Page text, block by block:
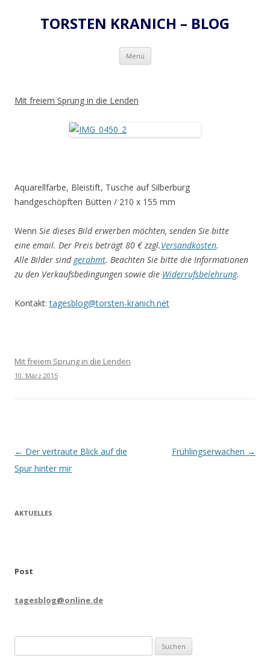
TORSTEN KRANICH – BLOG
Menü Zum
springen
Mit freiem Sprung in die Lenden
Aquarellfarbe, Bleistift, Tusche auf Silberburg
handgeschöpften Bütten / 210 x 155 mm
Wenn Sie dieses Bild erwerben möchten, senden Sie bitte
eine email. Der Preis beträgt 80 € zzgl.Versandkosten.
Alle Bilder sind gerahmt. Beachten Sie bitte die Informationen
zu den Verkaufsbedingungen sowie die Widerrufsbelehrung.
Kontakt:tagesblog@torsten-kranich.net
Mit freiem Sprung in die Lenden
10. März 2015
Beitrags-
Navigation
← Der vertraute Blick auf die
Spur hinter mir
Frühlingserwachen →
AKTUELLES
Post
tagesblog@online.de
nach: